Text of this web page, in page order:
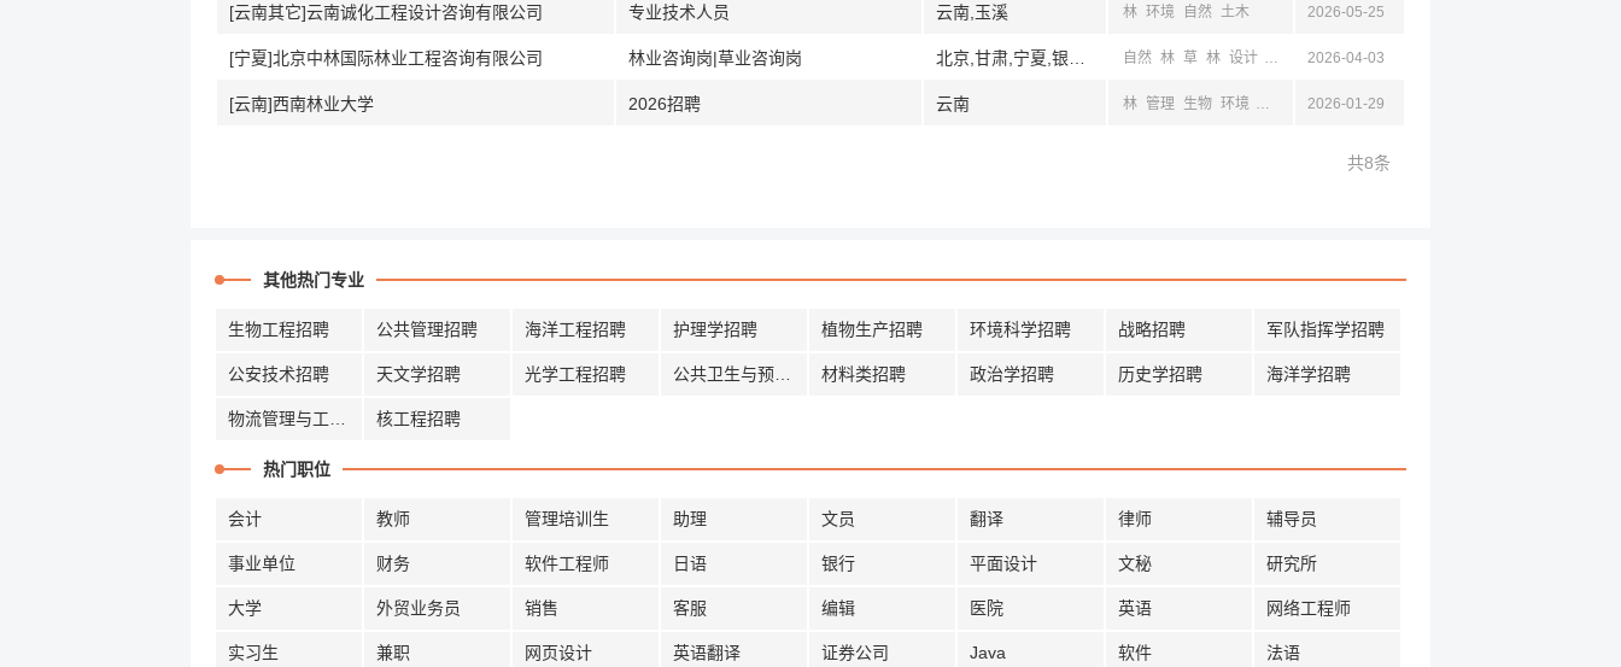
[云南其它]云南诚化工程设计咨询有限公司 专业技术人员 云南,玉溪 林 环境 自然 土木 2026-05-25
[宁夏]北京中林国际林业工程咨询有限公司 林业咨询岗|草业咨询岗 自然 林 草 林 设计 生物 植
2026-04-03
[云南]西南林业大学 2026招聘 云南 林 管理 生物 环境 食品 林 基础医学
2026-01-29
共8条
其他热门专业
生物工程招聘 公共管理招聘 海洋工程招聘 护理学招聘 植物生产招聘 环境科学招聘 战略招聘 军队指挥学招聘
公安技术招聘 天文学招聘 光学工程招聘 材料类招聘 政治学招聘 历史学招聘 海洋学招聘
核工程招聘
热门职位
会计 教师 管理培训生 助理 文员 翻译 律师 辅导员
事业单位 财务 软件工程师 日语 银行 平面设计 文秘 研究所
大学 外贸业务员 销售 客服 编辑 医院 英语 网络工程师
实习生 兼职 网页设计 英语翻译 证券公司 Java 软件 法语